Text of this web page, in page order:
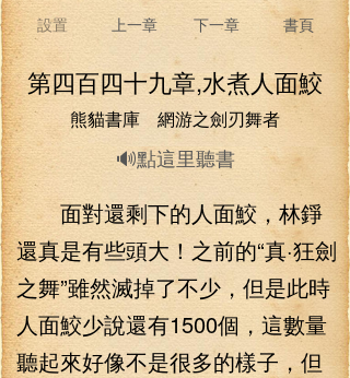
設置 上一章 下一章 書頁
第四百四十九章,水煮人面鮫
熊貓書庫 網游之劍刃舞者
🔊點這里聽書
面對還剩下的人面鮫，林錚
還真是有些頭大！之前的“真·狂劍
之舞”雖然滅掉了不少，但是此時
人面鮫少說還有1500個，這數量
聽起來好像不是很多的樣子，但